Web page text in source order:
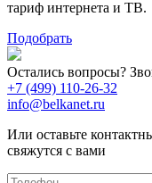
тариф интернета и ТВ.
Подобрать
Остались вопросы?
+7 (499) 110-26-32
info@belkanet.ru
Или оставьте
свяжутся с вами